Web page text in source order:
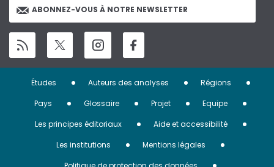
ABONNEZ-VOUS À NOTRE NEWSLETTER
Menu
Pied
page
Études Auteurs des analyses
Régions
Pays
Glossaire Projet
Equipe
Les principes éditoriaux
Aide et accessibilité
Les institutions
Mentions légales